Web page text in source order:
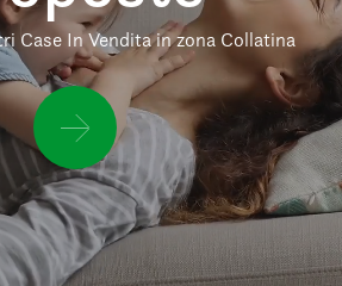
Case In Vendita in zona Collatina